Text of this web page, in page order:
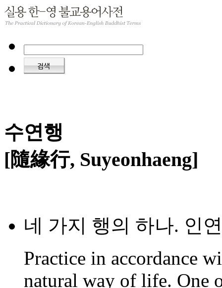
수연행
[隨緣行, Suyeonhaeng]
네 가지 행의 하나. 인
Practice in accordance
natural way of life. One